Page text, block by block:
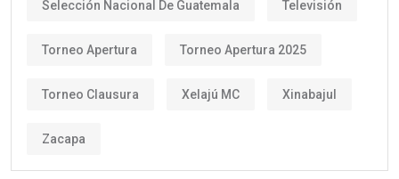
Selección Nacional De Guatemala Televisión
Torneo Apertura Torneo Apertura 2025
Torneo Clausura Xelajú MC Xinabajul
Zacapa